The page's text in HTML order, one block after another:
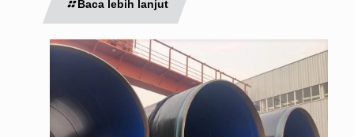
Baca lebih lanjut